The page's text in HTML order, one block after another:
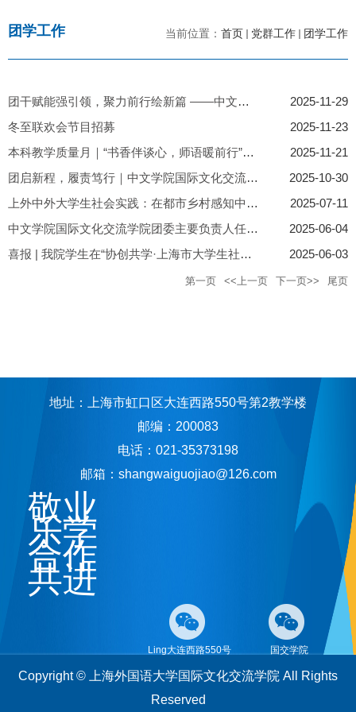
当前位置： 首页 党群工作 团学工作
团学工作
团干赋能强引领，聚力前行绘新篇 ——中文学院/国际文化交流学院...
2025-11-29
冬至联欢会节目招募
2025-11-23
本科教学质量月｜“书香伴谈心，师语暖前行”——中文学院/国际文...
2025-11-21
团启新程，履责笃行｜中文学院国际文化交流学院团委召开第一次全...
2025-10-30
上外中外大学生社会实践：在都市乡村感知中国式现代化脉动，在青...
2025-07-11
中文学院国际文化交流学院团委主要负责人任职情况及部门简介
2025-06-04
喜报 | 我院学生在“协创共学·上海市大学生社区创课大赛”中获市...
2025-06-03
第一页 <<上一页 下一页>> 尾页
地址：上海市虹口区大连西路550号第2教学楼
邮编：200083
电话：021-35373198
邮箱：shangwaiguojiao@126.com
敬业
乐学
合作
共进
Ling大连西路550号 国交学院
Copyright © 上海外国语大学国际文化交流学院 All Rights
Reserved